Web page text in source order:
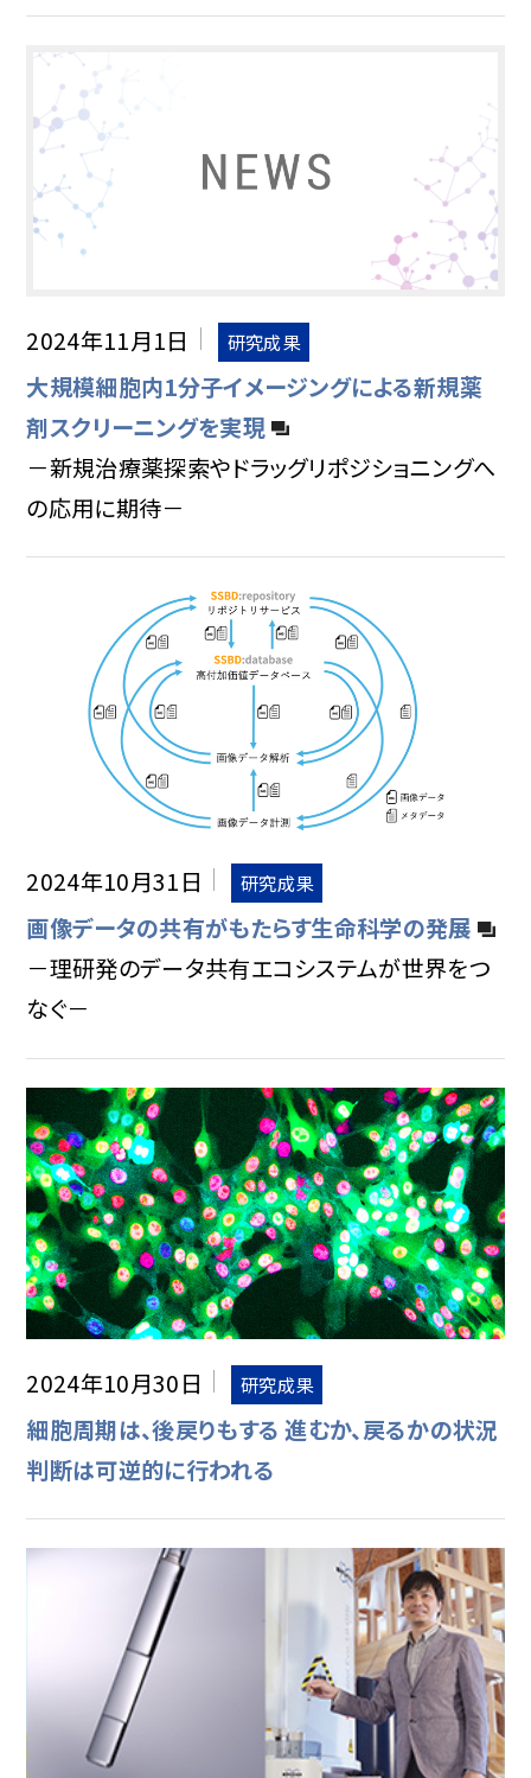
2024年11月1日 研究成果
大規模細胞内1分子イメージングによる新規薬
剤スクリーニングを実現
－新規治療薬探索やドラッグリポジショニングへ
の応用に期待－
2024年10月31日 研究成果
画像データの共有がもたらす生命科学の発展
－理研発のデータ共有エコシステムが世界をつ
なぐ－
2024年10月30日 研究成果
細胞周期は、後戻りもする 進むか、戻るかの状況
判断は可逆的に行われる